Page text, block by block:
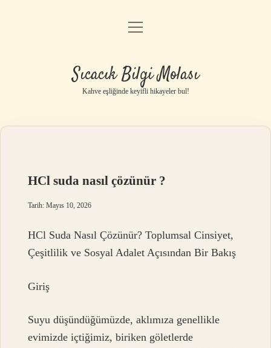
Anasayfa
Yasal Uyarı
menüyü
Sıcacık Bilgi Molası
Kahve eşliğinde keyifli hikayeler bul!
HCl suda nasıl çözünür ?
Tarih: Mayıs 10, 2026
HCl Suda Nasıl Çözünür? Toplumsal Cinsiyet,
Çeşitlilik ve Sosyal Adalet Açısından Bir Bakış
Giriş
Suyu düşündüğümüzde, aklımıza genellikle
evimizde içtiğimiz, biriken göletlerde